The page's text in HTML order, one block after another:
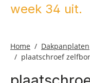
week 34 uit.
Home
Dakpanplaten
plaatschroef